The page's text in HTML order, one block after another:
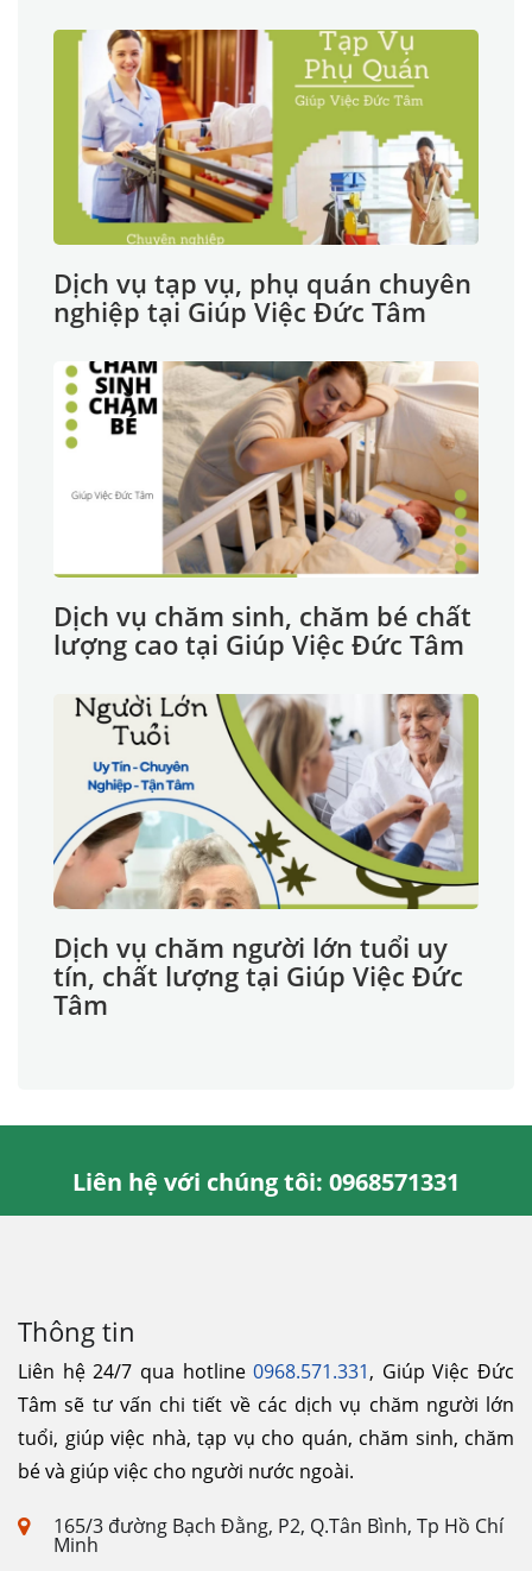
Dịch vụ tạp vụ, phụ quán chuyên
nghiệp tại Giúp Việc Đức Tâm
Dịch vụ chăm sinh, chăm bé chất
lượng cao tại Giúp Việc Đức Tâm
Dịch vụ chăm người lớn tuổi uy
tín, chất lượng tại Giúp Việc Đức
Tâm
Liên hệ với chúng tôi: 0968571331
Thông tin
Liên hệ 24/7 qua hotline0968.571.331, Giúp Việc Đức
Tâm sẽ tư vấn chi tiết về các dịch vụ chăm người lớn
tuổi, giúp việc nhà, tạp vụ cho quán, chăm sinh, chăm
bé và giúp việc cho người nước ngoài.
165/3 đường Bạch Đằng, P2, Q.Tân Bình, Tp Hồ Chí
Minh